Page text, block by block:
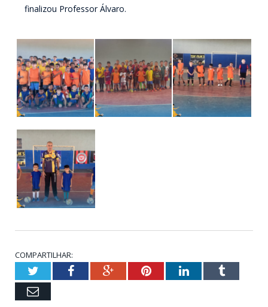
finalizou Professor Álvaro.
COMPARTILHAR:
TwitterFacebookGoogle+PinterestLinkedInTumblr
Email